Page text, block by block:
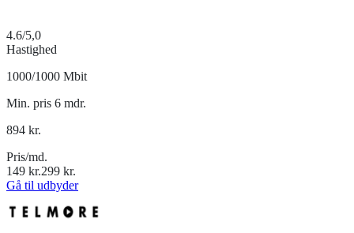
4.6/5,0
Hastighed
1000/1000 Mbit
Min. pris 6 mdr.
894 kr.
Pris/md.
149 kr.299 kr.
Gå til udbyder